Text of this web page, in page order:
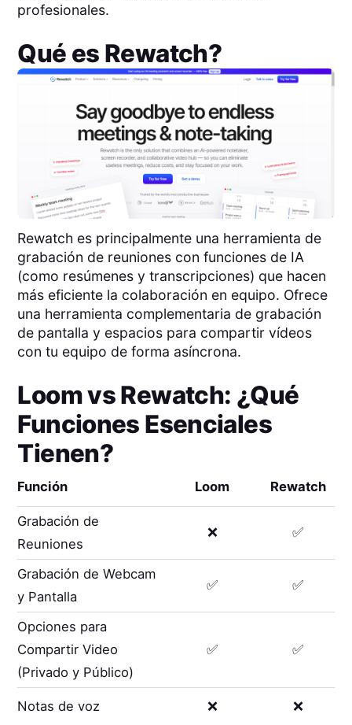
profesionales.
Qué es Rewatch?
Rewatch es principalmente una herramienta de
grabación de reuniones con funciones de IA
(como resúmenes y transcripciones) que hacen
más eficiente la colaboración en equipo. Ofrece
una herramienta complementaria de grabación
de pantalla y espacios para compartir vídeos
con tu equipo de forma asíncrona.
LoomvsRewatch: ¿Qué
Funciones Esenciales
Tienen?
Función Loom Rewatch
Grabación de
Reuniones
❌ ✅
Grabación de Webcam
y Pantalla
✅ ✅
Opciones para
Compartir Video
(Privado y Público)
✅ ✅
Notas de voz ❌ ❌